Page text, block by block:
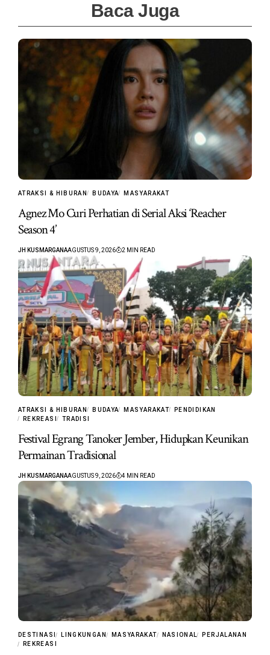
Baca Juga
ATRAKSI & HIBURAN BUDAYA MASYARAKAT
Agnez Mo Curi Perhatian di Serial Aksi ‘Reacher
Season 4’
JH KUSMARGANAAGUSTUS 9, 2026 2 MIN READ
ATRAKSI & HIBURAN BUDAYA MASYARAKAT
PENDIDIKAN
REKREASI
TRADISI
Festival Egrang Tanoker Jember, Hidupkan Keunikan
Permainan Tradisional
JH KUSMARGANAAGUSTUS 9, 2026 4 MIN READ
DESTINASI LINGKUNGAN MASYARAKAT NASIONAL
PERJALANAN
REKREASI